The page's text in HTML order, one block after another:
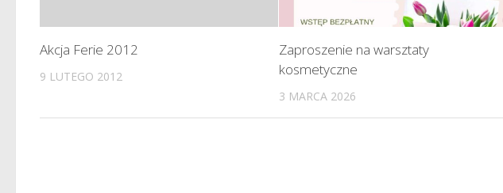
Akcja Ferie 2012
9 LUTEGO 2012
Zaproszenie na warsztaty
kosmetyczne
3 MARCA 2026